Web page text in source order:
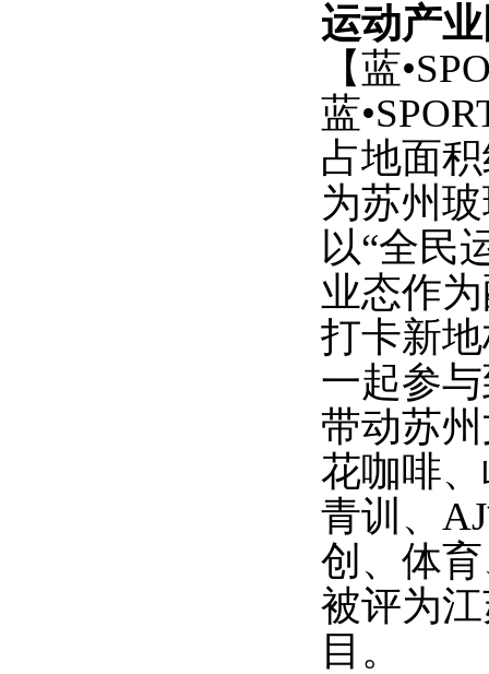
运动产
【蓝
蓝
占地面
为苏州
以“全民
业态作
打卡新
一起参
带动苏
花咖啡
青训、
创、体
被评为
目。